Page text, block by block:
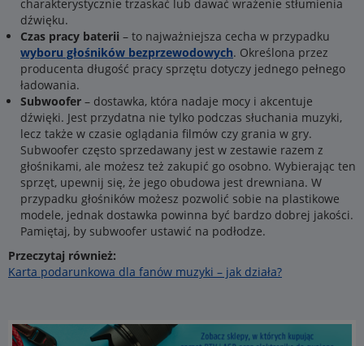
charakterystycznie trzaskać lub dawać wrażenie stłumienia
dźwięku.
Czas pracy baterii – to najważniejsza cecha w przypadku
wyboru głośników bezprzewodowych. Określona przez
producenta długość pracy sprzętu dotyczy jednego pełnego
ładowania.
Subwoofer – dostawka, która nadaje mocy i akcentuje
dźwięki. Jest przydatna nie tylko podczas słuchania muzyki,
lecz także w czasie oglądania filmów czy grania w gry.
Subwoofer często sprzedawany jest w zestawie razem z
głośnikami, ale możesz też zakupić go osobno. Wybierając ten
sprzęt, upewnij się, że jego obudowa jest drewniana. W
przypadku głośników możesz pozwolić sobie na plastikowe
modele, jednak dostawka powinna być bardzo dobrej jakości.
Pamiętaj, by subwoofer ustawić na podłodze.
Przeczytaj również:
Karta podarunkowa dla fanów muzyki – jak działa?